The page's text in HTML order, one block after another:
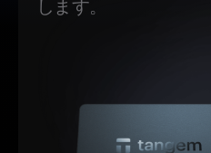
します。